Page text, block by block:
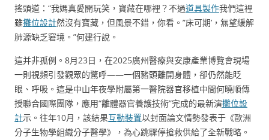
搖頭道：“我媽真愛開玩笑，寶藏在哪裡？不過道具製作我們這裡
雖攤位設計然沒有寶藏，但風景不錯，你看。”床可期’，無望緩解
肺源缺乏窘境。”何建行說。
這并非孤例。8月23日，在2025廣州醫療與安康產業博覽會現場
一則視頻引發觀眾的驚呼——一個豬頭離開身體，卻仍然能眨
眼、呼吸。這是中山年夜學附屬第一醫院器官移植中間何曉順傳
授聯合國際團隊，應用“離體器官養護技術”完成的最新演攤位設
計示。往年10月，該結果互動裝置以封面論文情勢發表于《歐洲
分子生物學組織分子醫學》，為心跳驟停搶救供給了全新戰略。